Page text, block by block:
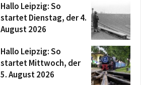
Hallo Leipzig: So
startet Dienstag, der 4.
August 2026
Hallo Leipzig: So
startet Mittwoch, der
5. August 2026